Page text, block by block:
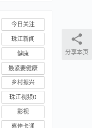
今日关注
珠江新闻
健康
最紧要健康
乡村振兴
珠江视频0
影视
嘉佳卡通
分享本页